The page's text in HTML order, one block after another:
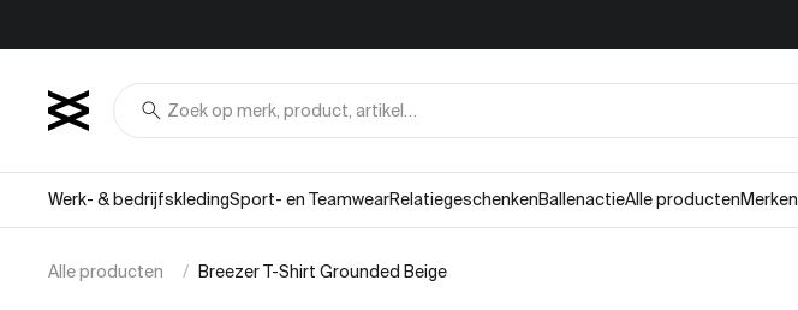
search
Werk- & bedrijfskledingSport- en TeamwearRelatiegeschenkenBallenactieAlle productenMerken
Alle producten Breezer T-Shirt Grounded Beige